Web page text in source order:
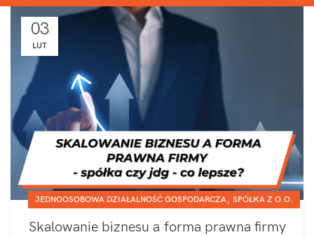
03
LUT
JEDNOOSOBOWA DZIAŁALNOŚĆ GOSPODARCZA, SPÓŁKA Z O.O.
Skalowanie biznesu a forma prawna firmy